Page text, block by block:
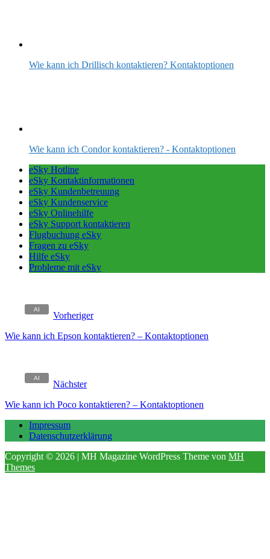
Wie kann ich Drillisch kontaktieren? Kontaktoptionen
Wie kann ich Condor kontaktieren? - Kontaktoptionen
eSky Hotline
eSky Kontaktinformationen
eSky Kundenbetreuung
eSky Kundenservice
eSky Onlinehilfe
eSky Support kontaktieren
Flugbuchung eSky
Fragen zu eSky
Hilfe eSky
Probleme mit eSky
Vorheriger
Wie kann ich Epson kontaktieren? – Kontaktoptionen
Nächster
Wie kann ich Poco kontaktieren? – Kontaktoptionen
Impressum
Datenschutzerklärung
Copyright © 2026 | MH Magazine WordPress Theme von MH
Themes